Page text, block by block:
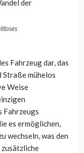
Fahrzeug dar, das
Straße mühelos
Weise
Fahrzeugs
es ermöglichen,
wechseln, was den